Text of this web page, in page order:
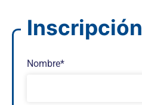
Inscripción
Nombre*